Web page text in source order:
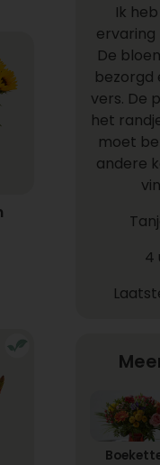
Ik
ervaring
De
bezorgd
vers. De
het
moet
andere
4